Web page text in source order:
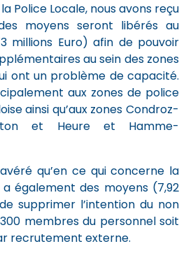
Police Locale, nous avons reçu
moyens seront libérés au
millions Euro) afin de pouvoir
au sein des zones
ont un problème de capacité.
aux zones de police
ainsi qu’aux zones Condroz-
et Heure et Hamme-
qu’en ce qui concerne la
également des moyens (7,92
supprimer l’intention du non
membres du personnel soit
recrutement externe.